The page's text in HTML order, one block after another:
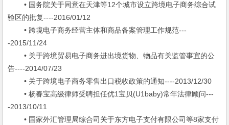
• 国务院关于同意在天津等12个城市设立跨境电子商务综合试
验区的批复----2016/01/12
• 跨境电子商务经营主体和商品备案管理工作规范---
-2015/11/24
• 关于跨境贸易电子商务进出境货物、物品有关监管事宜的公
告----2014/07/23
• 关于跨境电子商务零售出口税收政策的通知----2013/12/30
• 杨春宝高级律师受聘担任优1宝贝(U1baby)常年法律顾问---
-2013/10/11
• 国家外汇管理局综合司关于东方电子支付有限公司等8家支付